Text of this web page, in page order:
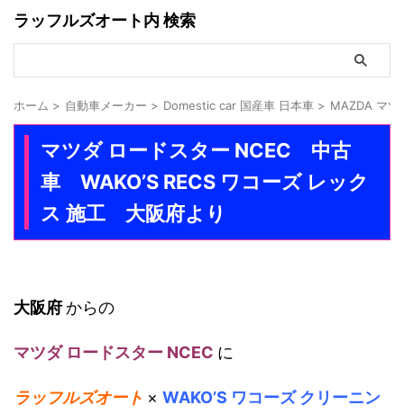
ラッフルズオート内 検索
ホーム > 自動車メーカー > Domestic car 国産車 日本車 > MAZDA マツ
マツダ ロードスター NCEC 中古
車 WAKO’S RECS ワコーズ レック
ス 施工 大阪府より
大阪府からの
マツダ ロードスター NCEC に
ラッフルズオート × WAKO’S ワコーズ クリーニン